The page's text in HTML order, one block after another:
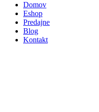
Domov
Eshop
Predajne
Blog
Kontakt